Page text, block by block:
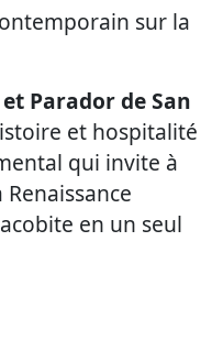
sur la
Parador de San
et hospitalité
qui invite à
en un seul